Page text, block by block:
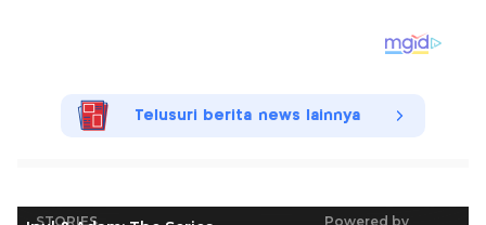
Telusuri berita news lainnya